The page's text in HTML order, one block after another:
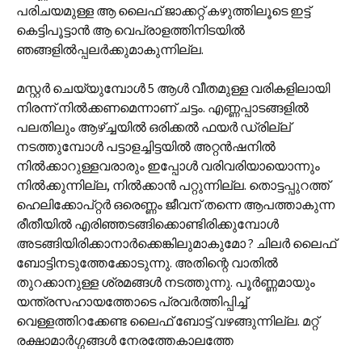
പരിചയമുള്ള ആ ലൈഫ് ജാക്കറ്റ് കഴുത്തിലൂടെ ഇട്ട്
കെട്ടിപൂട്ടാ‍ന്‍ ആ വെപ്രാളത്തിനിടയില്‍
ഞങ്ങളില്‍പ്പലര്‍‍ക്കുമാകുന്നില്ല.
മസ്റ്റര്‍ ചെയ്യുമ്പോള്‍ 5 ആള്‍ വീതമുള്ള വരികളിലായി
നിരന്ന് നില്‍ക്കണമെന്നാണ് ചട്ടം. എണ്ണപ്പാടങ്ങളില്‍
പലതിലും ആഴ്ച്ചയില്‍ ഒരിക്കല്‍ ഫയര്‍ ഡ്രില്ല്
നടത്തുമ്പോള്‍ പട്ടാളച്ചിട്ടയില്‍ അറ്റന്‍ഷനില്‍
നില്‍ക്കാറുള്ളവരാരും ഇപ്പോള്‍ വരിവരിയായൊന്നും
നില്‍ക്കുന്നില്ല, നില്‍ക്കാന്‍ പറ്റുന്നില്ല. തൊട്ടപ്പുറത്ത്
ഹെലിക്കോപ്റ്റര്‍ ഒരെണ്ണം ജീവന് തന്നെ ആപത്താകുന്ന
രീതീയില്‍ എരിഞ്ഞടങ്ങിക്കൊണ്ടിരിക്കുമ്പോള്‍
അടങ്ങിയിരിക്കാനാര്‍ക്കെങ്കിലുമാകുമോ ? ചിലര്‍ ലൈഫ്
ബോട്ടിനടുത്തേക്കോടുന്നു. അതിന്റെ വാതില്‍
തുറക്കാനുള്ള ശ്രമങ്ങള്‍ നടത്തുന്നു. പൂര്‍ണ്ണമായും
യന്ത്രസഹായത്തോടെ പ്രവര്‍ത്തിപ്പിച്ച്
വെള്ളത്തിറക്കേണ്ട ലൈഫ് ബോട്ട് വഴങ്ങുന്നില്ല. മറ്റ്
രക്ഷാമാര്‍ഗ്ഗങ്ങള്‍ നേരത്തേകാലത്തേ